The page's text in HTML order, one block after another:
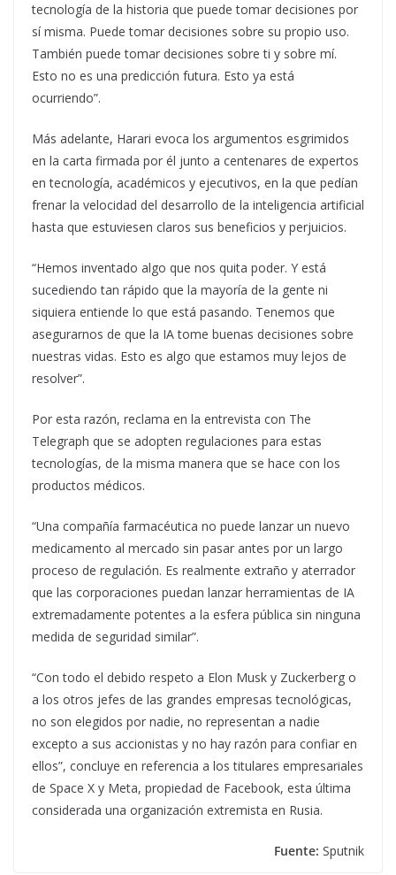
tecnología de la historia que puede tomar decisiones por
sí misma. Puede tomar decisiones sobre su propio uso.
También puede tomar decisiones sobre ti y sobre mí.
Esto no es una predicción futura. Esto ya está
ocurriendo”.
Más adelante, Harari evoca los argumentos esgrimidos
en la carta firmada por él junto a centenares de expertos
en tecnología, académicos y ejecutivos, en la que pedían
frenar la velocidad del desarrollo de la inteligencia artificial
hasta que estuviesen claros sus beneficios y perjuicios.
“Hemos inventado algo que nos quita poder. Y está
sucediendo tan rápido que la mayoría de la gente ni
siquiera entiende lo que está pasando. Tenemos que
asegurarnos de que la IA tome buenas decisiones sobre
nuestras vidas. Esto es algo que estamos muy lejos de
resolver”.
Por esta razón, reclama en la entrevista con The
Telegraph que se adopten regulaciones para estas
tecnologías, de la misma manera que se hace con los
productos médicos.
“Una compañía farmacéutica no puede lanzar un nuevo
medicamento al mercado sin pasar antes por un largo
proceso de regulación. Es realmente extraño y aterrador
que las corporaciones puedan lanzar herramientas de IA
extremadamente potentes a la esfera pública sin ninguna
medida de seguridad similar”.
“Con todo el debido respeto a Elon Musk y Zuckerberg o
a los otros jefes de las grandes empresas tecnológicas,
no son elegidos por nadie, no representan a nadie
excepto a sus accionistas y no hay razón para confiar en
ellos”, concluye en referencia a los titulares empresariales
de Space X y Meta, propiedad de Facebook, esta última
considerada una organización extremista en Rusia.
Fuente: Sputnik